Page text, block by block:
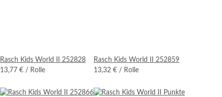
Rasch Kids World II 252828
13,77 € / Rolle
Rasch Kids World II 252859
13,32 € / Rolle